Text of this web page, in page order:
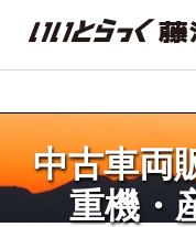
いいとらっく
中古車両
重機・